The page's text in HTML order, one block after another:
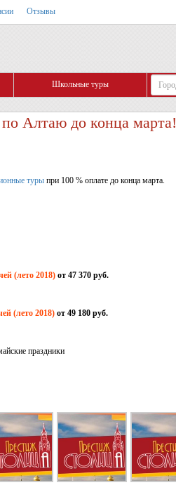
Отзывы
Школьные туры
Алтаю до конца марта!
туры при 100 % оплате до конца марта.
(лето 2018) от 47 370 руб.
(лето 2018) от 49 180 руб.
праздники